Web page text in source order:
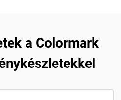
a Colormark